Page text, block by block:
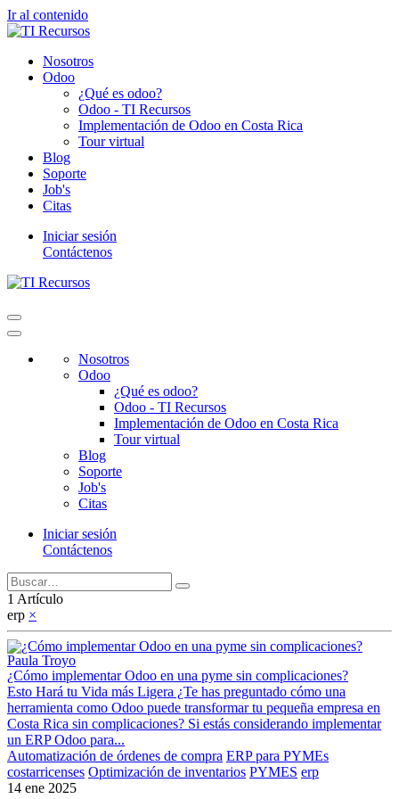
Ir al contenido
Nosotros
Odoo
¿Qué es odoo?
Odoo - TI Recursos
Implementación de Odoo en Costa Rica
Tour virtual
Blog
Soporte
Job's
Citas
Iniciar sesión
Contáctenos
Nosotros
Odoo
¿Qué es odoo?
Odoo - TI Recursos
Implementación de Odoo en Costa Rica
Tour virtual
Blog
Soporte
Job's
Citas
Iniciar sesión
Contáctenos
1 Artículo
erp ×
Paula Troyo
¿Cómo implementar Odoo en una pyme sin complicaciones?
Esto Hará tu Vida más Ligera ¿Te has preguntado cómo una
herramienta como Odoo puede transformar tu pequeña empresa en
Costa Rica sin complicaciones? Si estás considerando implementar
un ERP Odoo para...
Automatización de órdenes de compra ERP para PYMEs
costarricenses Optimización de inventarios PYMES erp
14 ene 2025